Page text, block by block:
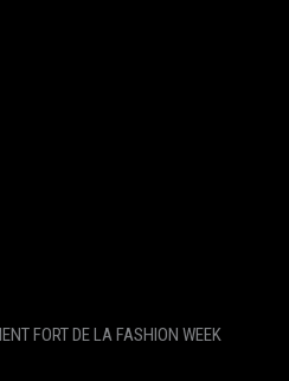
FORT DE LA FASHION WEEK